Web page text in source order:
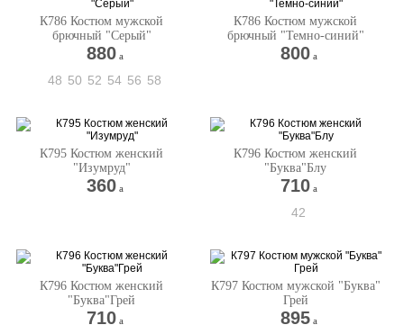
К786 Костюм мужской
брючный "Серый"
880 a
48 50 52 54 56 58
К786 Костюм мужской
брючный "Темно-синий"
800 a
К795 Костюм женский
"Изумруд"
360 a
К796 Костюм женский
"Буква"Блу
710 a
42
К796 Костюм женский
"Буква"Грей
710 a
К797 Костюм мужской "Буква"
Грей
895 a